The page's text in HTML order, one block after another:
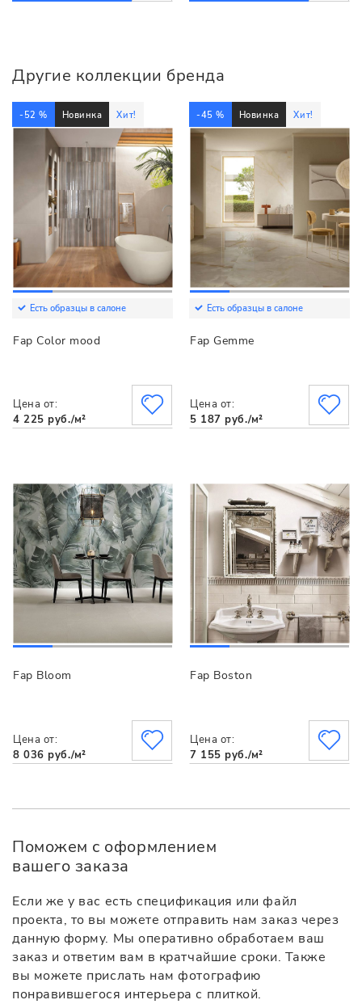
Другие коллекции бренда
-52 % Новинка Хит!
Есть образцы в салоне
Fap Color mood
Цена от:
4 225 руб./м²
-45 % Новинка Хит!
Есть образцы в салоне
Fap Gemme
Цена от:
5 187 руб./м²
Fap Bloom
Цена от:
8 036 руб./м²
Fap Boston
Цена от:
7 155 руб./м²
Поможем с оформлением
вашего заказа
Если же у вас есть спецификация или файл
проекта, то вы можете отправить нам заказ через
данную форму. Мы оперативно обработаем ваш
заказ и ответим вам в кратчайшие сроки. Также
вы можете прислать нам фотографию
понравившегося интерьера с плиткой.